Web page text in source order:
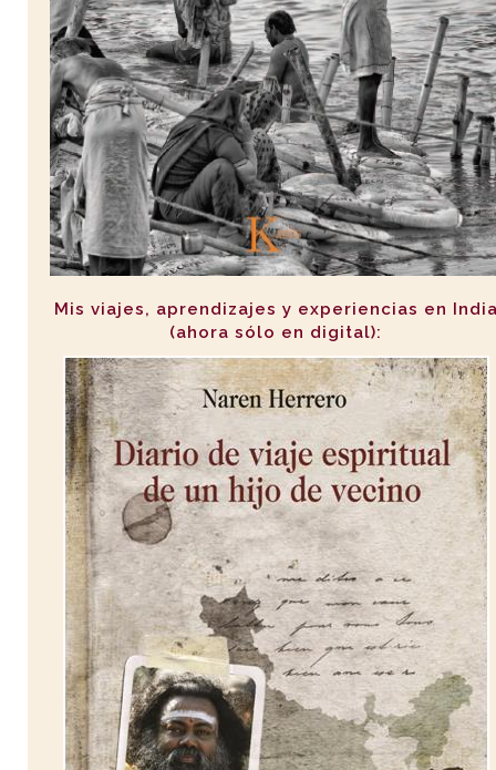
Mis viajes, aprendizajes y experiencias en
(ahora sólo en digital):